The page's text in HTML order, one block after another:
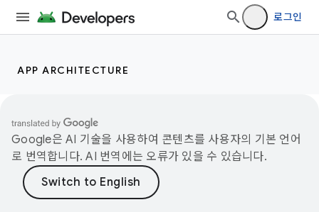
로그인
APP ARCHITECTURE
Google은 AI 기술을 사용하여 콘텐츠를 사용자의 기본 언어
로 번역합니다. AI 번역에는 오류가 있을 수 있습니다.